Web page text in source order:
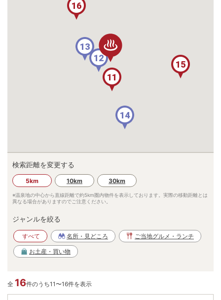
11
15
16
12
13
14
検索距離を変更する
5km 10km 30km
※温泉地の中心から直線距離で約5km圏内物件を表示しております。実際の移動距離とは
異なる場合がありますのでご注意ください。
ジャンルを絞る
すべて 名所・見どころ ご当地グルメ・ランチ
お土産・買い物
全 16件のうち11〜16件を表示